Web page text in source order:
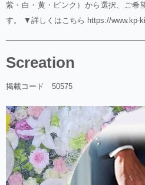
紫・白・黄・ピンク）から選択、ご希
す。 ▼詳しくはこちら https://www.kp-
Screation
掲載コード 50575